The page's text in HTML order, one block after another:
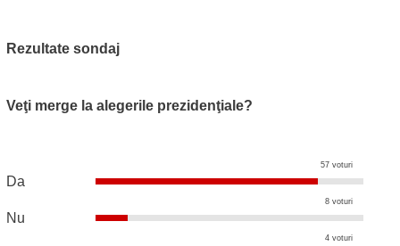
Rezultate sondaj
Veţi merge la alegerile prezidenţiale?
57 voturi
Da
8 voturi
Nu
4 voturi